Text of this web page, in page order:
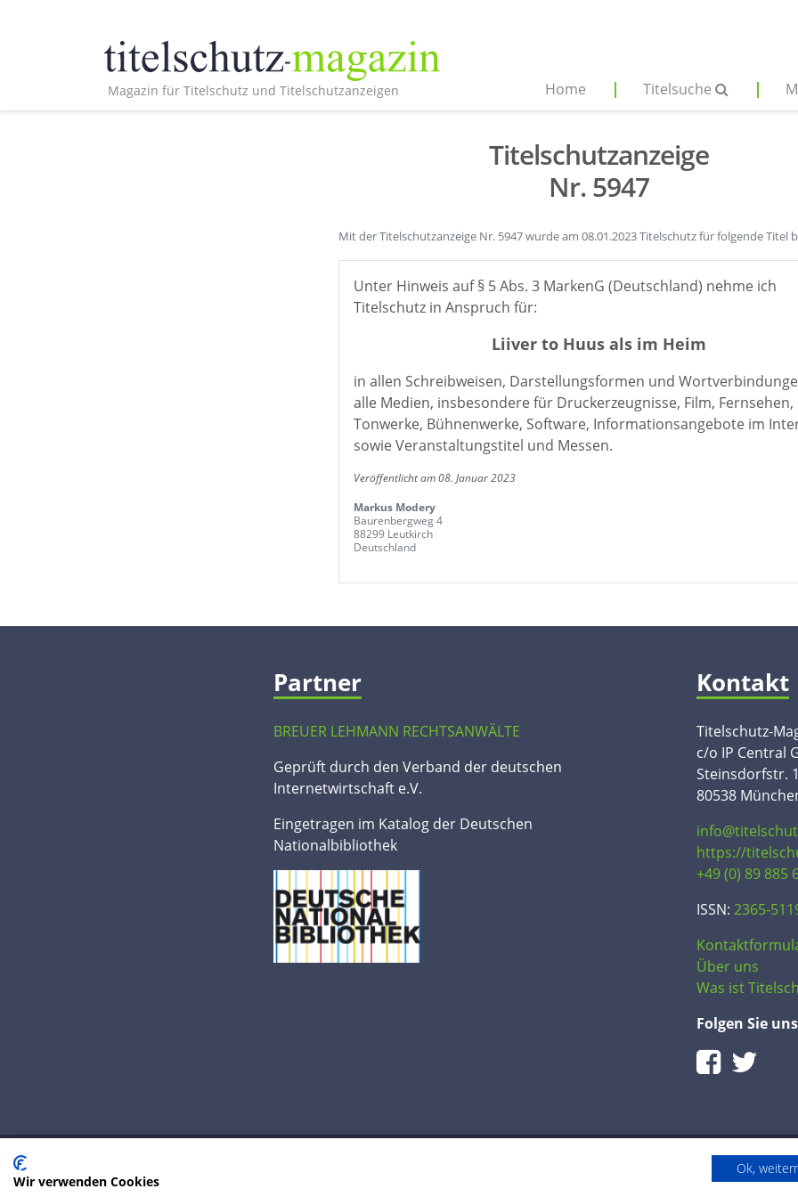
Magazin für Titelschutz und Titelschutzanzeigen Home Titelsuche
Titelschutzanzeige
Nr. 5947
Mit der Titelschutzanzeige Nr. 5947 wurde am 08.01.2023 Titelschutz für folgende Titel
Unter Hinweis auf § 5 Abs. 3 MarkenG (Deutschland) nehme ich
Titelschutz in Anspruch für:
Liiver to Huus als im Heim
in allen Schreibweisen, Darstellungsformen und
alle Medien, insbesondere für Druckerzeugnisse, Film, Fernsehen,
Tonwerke, Bühnenwerke, Software, Informationsangebote im
sowie Veranstaltungstitel und Messen.
Veröffentlicht am 08. Januar 2023
Markus Modery
Baurenbergweg 4
88299 Leutkirch
Deutschland
Partner
BREUER LEHMANN RECHTSANWÄLTE
Geprüft durch den Verband der deutschen
Internetwirtschaft e.V.
Eingetragen im Katalog der Deutschen
Nationalbibliothek
Kontakt
Titelschutz-
c/o IP Central
Steinsdorfstr.
80538
https://
+49 (0) 89 885
ISSN: 2365-
Über uns
Was ist
Folgen Sie uns
© 2020 IP Central GmbH
Wir verwenden Cookies
Ok,